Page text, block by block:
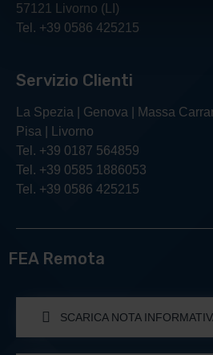
57121 Livorno (LI)
Tel. +39 0586 425215
Servizio Clienti
La Spezia | Genova | Massa
Pisa | Livorno
Tel. +39 0187 564859
Tel. +39 0585 1886053
Tel. +39 0586 425215
FEA Remota
SCARICA NOTA